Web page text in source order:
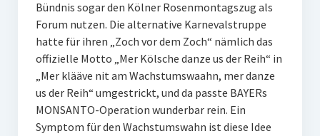
Bündnis sogar den Kölner Rosenmontagszug als
Forum nutzen. Die alternative Karnevalstruppe
hatte für ihren „Zoch vor dem Zoch“ nämlich das
offizielle Motto „Mer Kölsche danze us der Reih“ in
„Mer klääve nit am Wachstumswaahn, mer danze
us der Reih“ umgestrickt, und da passte BAYERs
MONSANTO-Operation wunderbar rein. Ein
Symptom für den Wachstumswahn ist diese Idee